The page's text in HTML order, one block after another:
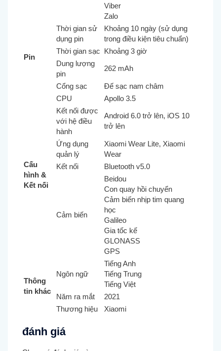
Viber
Zalo
Pin
Thời gian sử
dụng pin
Khoảng 10 ngày (sử dụng
trong điều kiện tiêu chuẩn)
Thời gian sạc
Khoảng 3 giờ
Dung lượng
pin
262 mAh
Cổng sạc Đế sạc nam châm
Cấu
hình &
Kết nối
CPU
Apollo 3.5
Kết nối được
với hệ điều
hành
Android 6.0 trở lên, iOS 10
trở lên
Ứng dụng
quản lý
Xiaomi Wear Lite, Xiaomi
Wear
Kết nối
Bluetooth v5.0
Cảm biến
Beidou
Con quay hồi chuyển
Cảm biến nhịp tim quang
học
Galileo
Gia tốc kế
GLONASS
GPS
Thông
tin khác
Ngôn ngữ
Tiếng Anh
Tiếng Trung
Tiếng Việt
Năm ra mắt
2021
Thương hiệu
Xiaomi
đánh giá